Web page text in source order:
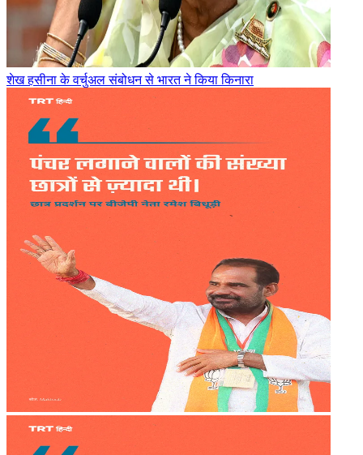
शेख हसीना के वर्चुअल संबोधन से भारत ने किया किनारा